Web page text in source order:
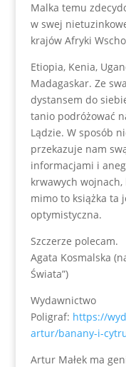
Malka temu
w swej
krajów Afryki
Etiopia, Kenia,
Madagaskar. Ze
dystansem do
tanio podróżować
Lądzie. W sposób
przekazuje nam
informacjami i
krwawych
mimo to książka ta
optymistyczna.
Szczerze polecam.
Agata Kosmalska
Świata”)
Wydawnictwo
Poligraf: https://
artur/banany-i-
Artur Małek ma